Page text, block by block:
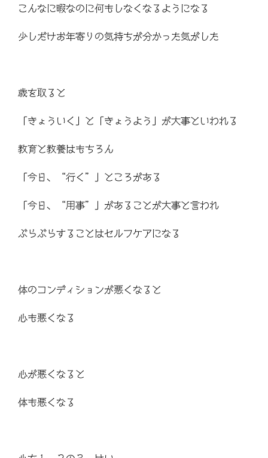
こんなに暇なのに何もしなくなるようになる
少しだけお年寄りの気持ちが分かった気がした
歳を取ると
「きょういく」と「きょうよう」が大事といわれる
教育と教養はもちろん
「今日、“行く”」ところがある
「今日、“用事”」があることが大事と言われ
ぶらぶらすることはセルフケアになる
体のコンディションが悪くなると
心も悪くなる
心が悪くなると
体も悪くなる